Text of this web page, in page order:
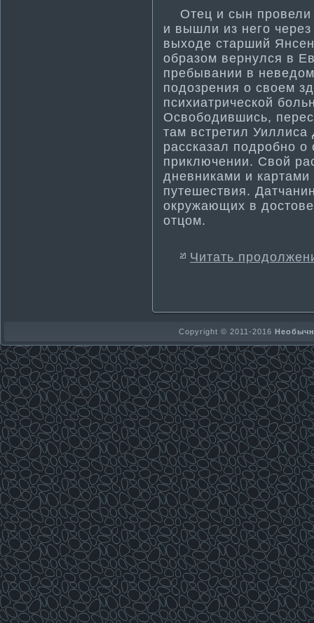
Отец и сын провели
и вышли из него
выходе старший
образом вернулся в
пребывании в
подозрения о своем
психиатрической
Освободившись,
там встрети­л
рассказал подробно о
приключении. Свой
дневниками и
путешествия.
окружающих в
отцом.
Читать
Copyright © 2011-2016